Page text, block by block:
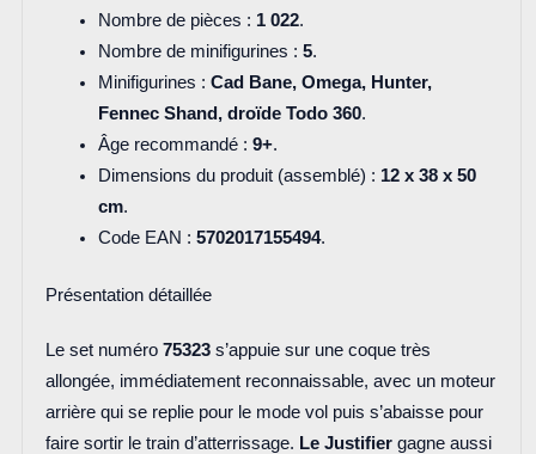
Nombre de pièces : 1 022.
Nombre de minifigurines : 5.
Minifigurines : Cad Bane, Omega, Hunter,
Fennec Shand, droïde Todo 360.
Âge recommandé : 9+.
Dimensions du produit (assemblé) : 12 x 38 x 50
cm.
Code EAN : 5702017155494.
Présentation détaillée
Le set numéro 75323s’appuie sur une coque très
allongée, immédiatement reconnaissable, avec un moteur
arrière qui se replie pour le mode vol puis s’abaisse pour
faire sortir le train d’atterrissage. Le Justifiergagne aussi